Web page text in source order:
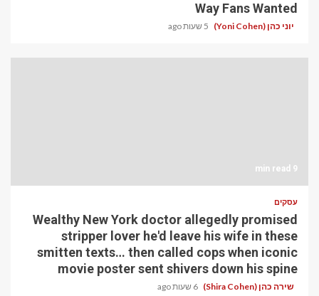
Way Fans Wanted
יוני כהן (Yoni Cohen) 5 שעות ago
9 min read
עסקים
Wealthy New York doctor allegedly promised
stripper lover he'd leave his wife in these
smitten texts… then called cops when iconic
movie poster sent shivers down his spine
שירה כהן (Shira Cohen) 6 שעות ago